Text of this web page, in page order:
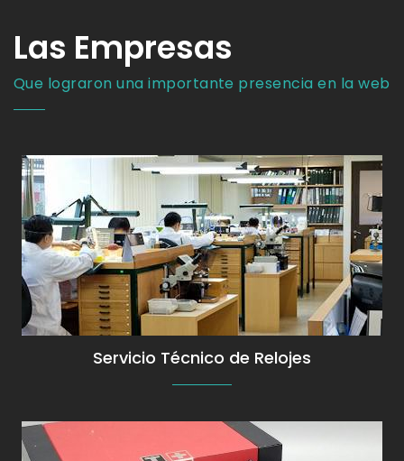
Las Empresas
Que lograron una importante presencia en la web
Service de Relojes de Alta Gama
Servicio Técnico de Relojes